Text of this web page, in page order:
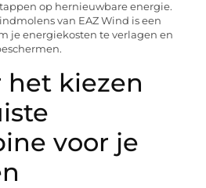
op hernieuwbare energie.
van EAZ Wind is een
je energiekosten te verlagen en
het kiezen
voor je